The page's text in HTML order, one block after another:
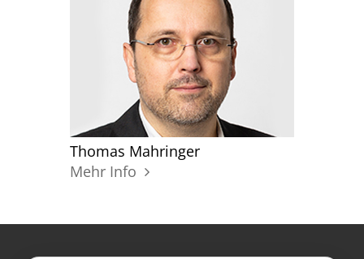
Thomas Mahringer
Mehr Info